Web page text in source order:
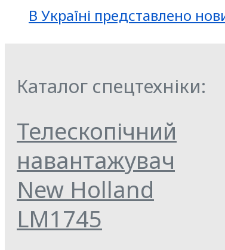
В Україні представлено
Каталог спецтехніки:
Телескопічний
навантажувач
New Holland
LM1745